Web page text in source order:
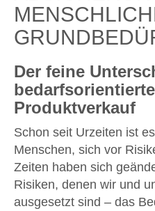
Der feine
Produktverkauf
Schon seit Urzeiten ist
Menschen, sich vor
Zeiten haben sich
Risiken, denen wir und
ausgesetzt sind – das